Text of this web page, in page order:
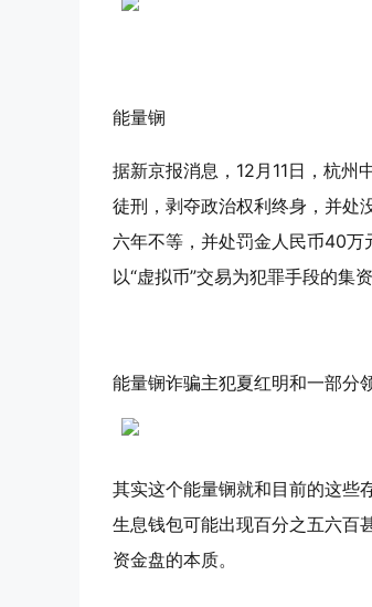
能量锎
据新京报消息，12月11日，杭州
徒刑，剥夺政治权利终身 ，并处
六年不等，并处罚金人民币40万
以“虚拟币”交易为犯罪手段的集
能量锎诈骗主犯夏红明和一部分
其实这个能量锎就和目前的这些
生息钱包可能出现百分之五六百
资金盘的本质。